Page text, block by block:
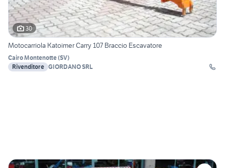
30
Motocarriola Katoimer Carry 107 Braccio Escavatore
Cairo Montenotte(SV)
Rivenditore GIORDANO SRL